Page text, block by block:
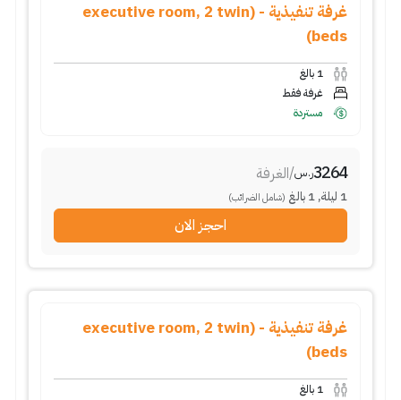
غرفة تنفيذية - (executive room, 2 twin
beds)
1 بالغ
غرفة فقط
مستردة
3264ر.س/الغرفة
1 ليلة,
1 بالغ (شامل الضرائب)
احجز الان
غرفة تنفيذية - (executive room, 2 twin
beds)
1 بالغ